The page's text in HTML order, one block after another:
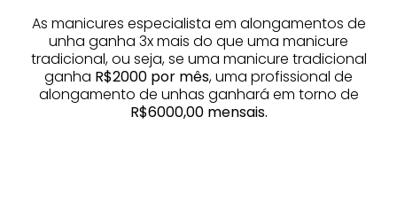
As manicures especialista em alongamentos de
unha ganha 3x mais do que uma manicure
tradicional, ou seja, se uma manicure tradicional
ganha R$2000 por mês, uma profissional de
alongamento de unhas ganhará em torno de
R$6000,00 mensais.